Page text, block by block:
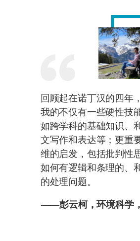
回顾起在诺丁汉的四年
我的不仅有一些硬性技
如跨学科的基础知识、
文写作和表达等；更重
维的启发，包括批判性
如何有逻辑和条理的、
的处理问题。
——彭云柯，环境科学